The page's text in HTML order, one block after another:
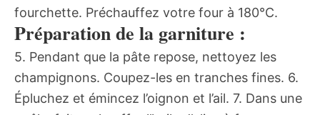
fourchette. Préchauffez votre four à 180°C.
Préparation de la garniture :
5. Pendant que la pâte repose, nettoyez les
champignons. Coupez-les en tranches fines. 6.
Épluchez et émincez l’oignon et l’ail. 7. Dans une